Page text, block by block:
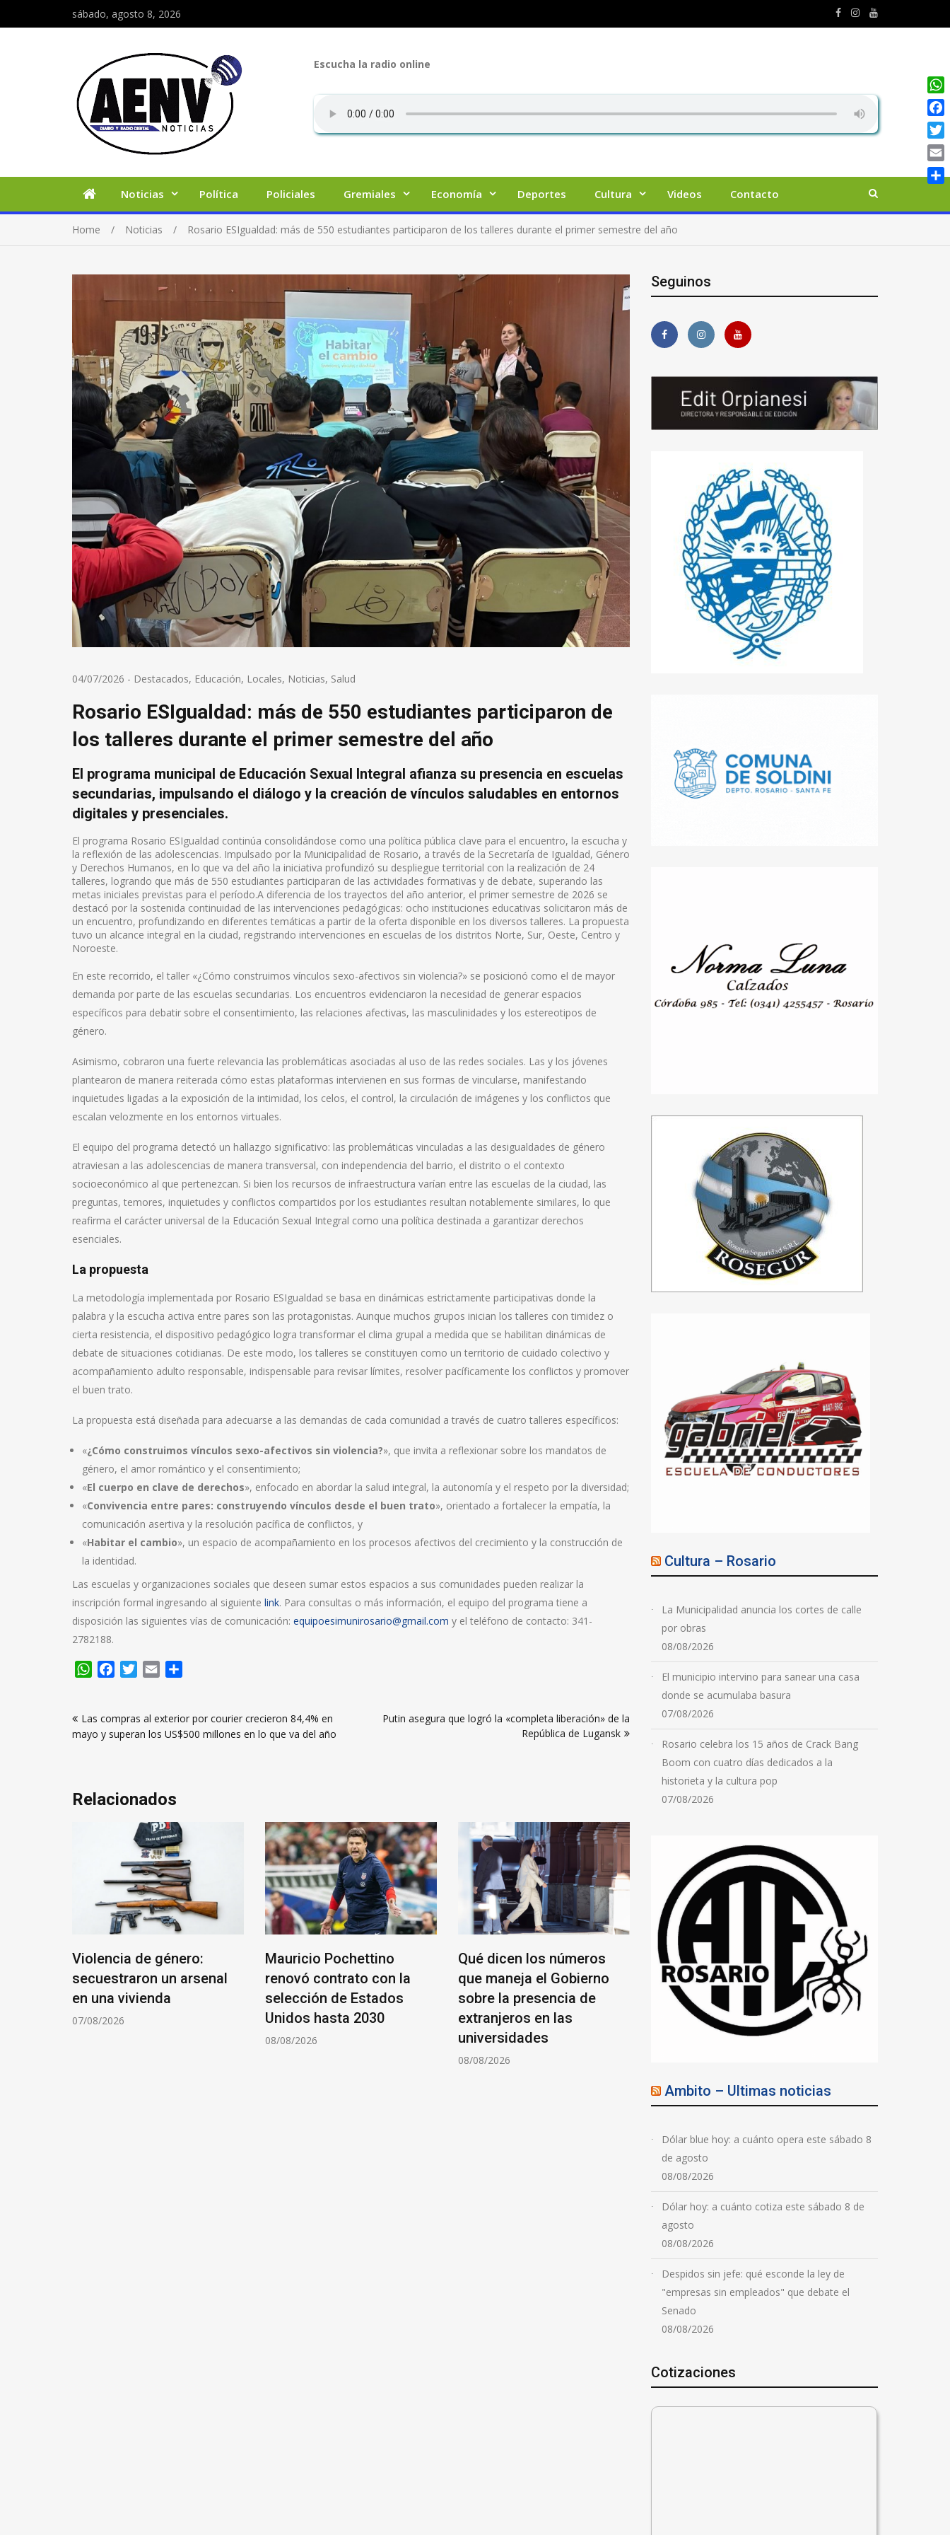
sábado, agosto 8, 2026
Escucha la radio online
Noticias Política Policiales Gremiales Economía Deportes Cultura Videos Contacto
Home Noticias Rosario ESIgualdad: más de 550 estudiantes participaron de los talleres durante el primer semestre del año
04/07/2026 - Destacados, Educación, Locales, Noticias, Salud
Rosario ESIgualdad: más de 550 estudiantes participaron de
los talleres durante el primer semestre del año
El programa municipal de Educación Sexual Integral afianza su presencia en escuelas
secundarias, impulsando el diálogo y la creación de vínculos saludables en entornos
digitales y presenciales.
El programa Rosario ESIgualdad continúa consolidándose como una política pública clave para el encuentro, la escucha y
la reflexión de las adolescencias. Impulsado por la Municipalidad de Rosario, a través de la Secretaría de Igualdad, Género
y Derechos Humanos, en lo que va del año la iniciativa profundizó su despliegue territorial con la realización de 24
talleres, logrando que más de 550 estudiantes participaran de las actividades formativas y de debate, superando las
metas iniciales previstas para el período.A diferencia de los trayectos del año anterior, el primer semestre de 2026 se
destacó por la sostenida continuidad de las intervenciones pedagógicas: ocho instituciones educativas solicitaron más de
un encuentro, profundizando en diferentes temáticas a partir de la oferta disponible en los diversos talleres. La propuesta
tuvo un alcance integral en la ciudad, registrando intervenciones en escuelas de los distritos Norte, Sur, Oeste, Centro y
Noroeste.
En este recorrido, el taller «¿Cómo construimos vínculos sexo-afectivos sin violencia?» se posicionó como el de mayor
demanda por parte de las escuelas secundarias. Los encuentros evidenciaron la necesidad de generar espacios
específicos para debatir sobre el consentimiento, las relaciones afectivas, las masculinidades y los estereotipos de
género.
Asimismo, cobraron una fuerte relevancia las problemáticas asociadas al uso de las redes sociales. Las y los jóvenes
plantearon de manera reiterada cómo estas plataformas intervienen en sus formas de vincularse, manifestando
inquietudes ligadas a la exposición de la intimidad, los celos, el control, la circulación de imágenes y los conflictos que
escalan velozmente en los entornos virtuales.
El equipo del programa detectó un hallazgo significativo: las problemáticas vinculadas a las desigualdades de género
atraviesan a las adolescencias de manera transversal, con independencia del barrio, el distrito o el contexto
socioeconómico al que pertenezcan. Si bien los recursos de infraestructura varían entre las escuelas de la ciudad, las
preguntas, temores, inquietudes y conflictos compartidos por los estudiantes resultan notablemente similares, lo que
reafirma el carácter universal de la Educación Sexual Integral como una política destinada a garantizar derechos
esenciales.
La propuesta
La metodología implementada por Rosario ESIgualdad se basa en dinámicas estrictamente participativas donde la
palabra y la escucha activa entre pares son las protagonistas. Aunque muchos grupos inician los talleres con timidez o
cierta resistencia, el dispositivo pedagógico logra transformar el clima grupal a medida que se habilitan dinámicas de
debate de situaciones cotidianas. De este modo, los talleres se constituyen como un territorio de cuidado colectivo y
acompañamiento adulto responsable, indispensable para revisar límites, resolver pacíficamente los conflictos y promover
el buen trato.
La propuesta está diseñada para adecuarse a las demandas de cada comunidad a través de cuatro talleres específicos:
«¿Cómo construimos vínculos sexo-afectivos sin violencia?», que invita a reflexionar sobre los mandatos de
género, el amor romántico y el consentimiento;
«El cuerpo en clave de derechos», enfocado en abordar la salud integral, la autonomía y el respeto por la diversidad;
«Convivencia entre pares: construyendo vínculos desde el buen trato», orientado a fortalecer la empatía, la
comunicación asertiva y la resolución pacífica de conflictos, y
«Habitar el cambio», un espacio de acompañamiento en los procesos afectivos del crecimiento y la construcción de
la identidad.
Las escuelas y organizaciones sociales que deseen sumar estos espacios a sus comunidades pueden realizar la
inscripción formal ingresando al siguiente link. Para consultas o más información, el equipo del programa tiene a
disposición las siguientes vías de comunicación: equipoesimunirosario@gmail.com y el teléfono de contacto: 341-
2782188.
WhatsApp
FacebookTwitter
Email
deLas compras al exterior por courier crecieron 84,4% en
mayo y superan los US$500 millones en lo que va del año
Putin asegura que logró la «completa liberación» de la
República de Lugansk
Relacionados
Violencia de género:
secuestraron un arsenal
en una vivienda
07/08/2026
Mauricio Pochettino
renovó contrato con la
selección de Estados
Unidos hasta 2030
08/08/2026
Qué dicen los números
que maneja el Gobierno
sobre la presencia de
extranjeros en las
universidades
08/08/2026
Camino a los Juegos
Suramericanos 2026:
Faustino Oro
protagonizará una jornada
de ajedrez en Rosario
Seguinos
Cultura – Rosario
La Municipalidad anuncia los cortes de calle
por obras
08/08/2026
El municipio intervino para sanear una casa
donde se acumulaba basura
07/08/2026
Rosario celebra los 15 años de Crack Bang
Boom con cuatro días dedicados a la
historieta y la cultura pop
07/08/2026
Ambito – Ultimas noticias
Dólar blue hoy: a cuánto opera este sábado 8
de agosto
08/08/2026
Dólar hoy: a cuánto cotiza este sábado 8 de
agosto
08/08/2026
Despidos sin jefe: qué esconde la ley de
"empresas sin empleados" que debate el
Senado
08/08/2026
Cotizaciones